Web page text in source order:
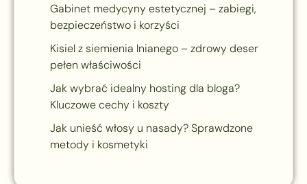
Gabinet medycyny estetycznej – zabiegi,
bezpieczeństwo i korzyści
Kisiel z siemienia lnianego – zdrowy deser
pełen właściwości
Jak wybrać idealny hosting dla bloga?
Kluczowe cechy i koszty
Jak unieść włosy u nasady? Sprawdzone
metody i kosmetyki